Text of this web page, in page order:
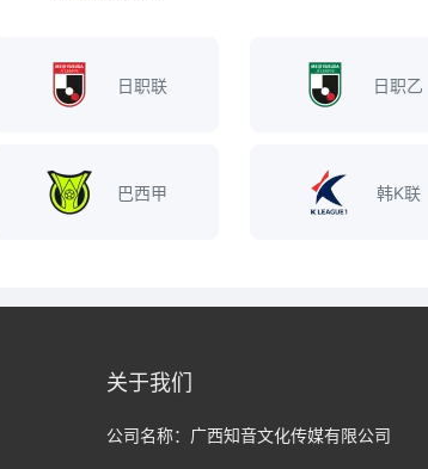
日职联 日职乙
巴西甲 韩K联
关于我们
公司名称： 广西知音文化传媒有限公司